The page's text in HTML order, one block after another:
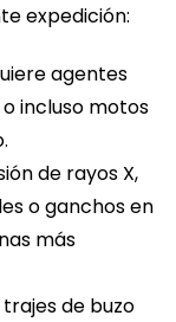
expedición:
agentes
incluso motos
de rayos X,
o ganchos en
más
de buzo